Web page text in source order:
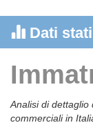
Dati
Analisi di dettaglio
commerciali in